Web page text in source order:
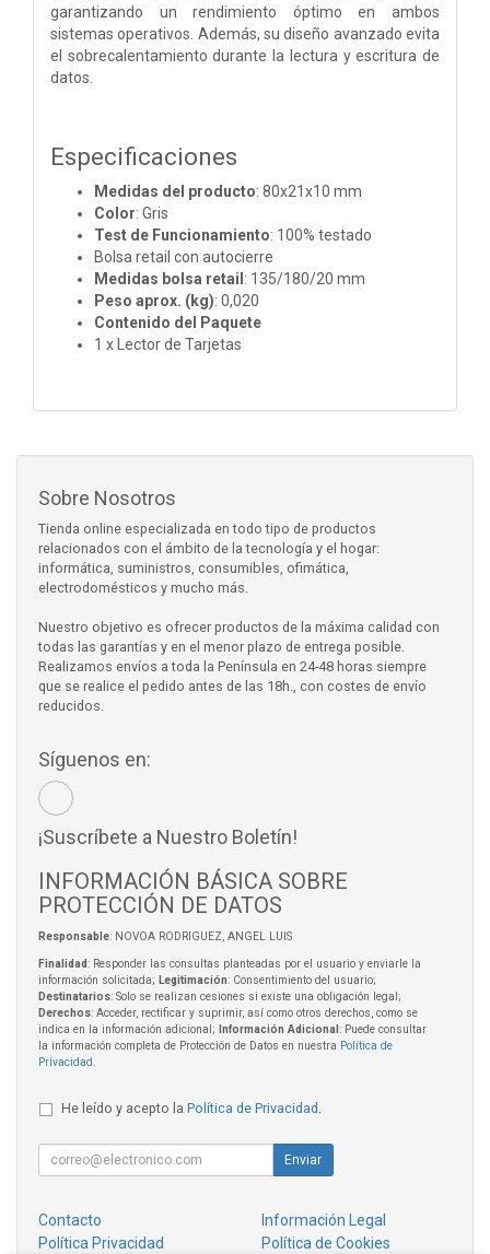
garantizando un rendimiento óptimo en ambos
sistemas operativos. Además, su diseño avanzado evita
el sobrecalentamiento durante la lectura y escritura de
datos.
Especificaciones
Medidas del producto: 80x21x10 mm
Color: Gris
Test de Funcionamiento: 100% testado
Bolsa retail con autocierre
Medidas bolsa retail : 135/180/20 mm
Peso aprox. (kg): 0,020
Contenido del Paquete
1 x Lector de Tarjetas
Sobre Nosotros
Tienda online especializada en todo tipo de productos
relacionados con el ámbito de la tecnología y el hogar:
informática, suministros, consumibles, ofimática,
electrodomésticos y mucho más.
Nuestro objetivo es ofrecer productos de la máxima calidad con
todas las garantías y en el menor plazo de entrega posible.
Realizamos envíos a toda la Península en 24-48 horas siempre
que se realice el pedido antes de las 18h., con costes de envío
reducidos.
Síguenos en:
¡Suscríbete a Nuestro Boletín!
INFORMACIÓN BÁSICA SOBRE
PROTECCIÓN DE DATOS
Responsable: NOVOA RODRIGUEZ, ANGEL LUIS
Finalidad: Responder las consultas planteadas por el usuario y enviarle la
información solicitada; Legitimación: Consentimiento del usuario;
Destinatarios: Solo se realizan cesiones si existe una obligación legal;
Derechos: Acceder, rectificar y suprimir, así como otros derechos, como se
indica en la información adicional;
Información Adicional : Puede consultar
la información completa de Protección de Datos en nuestra Política de
Privacidad
He leído y acepto la Política de Privacidad
Enviar
Contacto
Información Legal
Política Privacidad
Política de Cookies